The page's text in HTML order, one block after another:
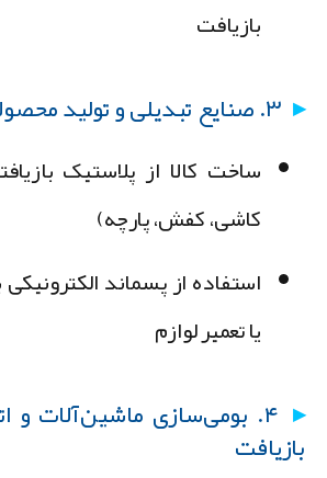
بازیافت
۳. صنایع تبدیلی و تولید محصولات ثانویه
ساخت کالا از پلاستیک بازیافتی
کاشی، کفش، پارچه)
استفاده از پسماند الکترونیکی
یا تعمیر لوازم
۴. بومی‌سازی ماشین‌آلات و